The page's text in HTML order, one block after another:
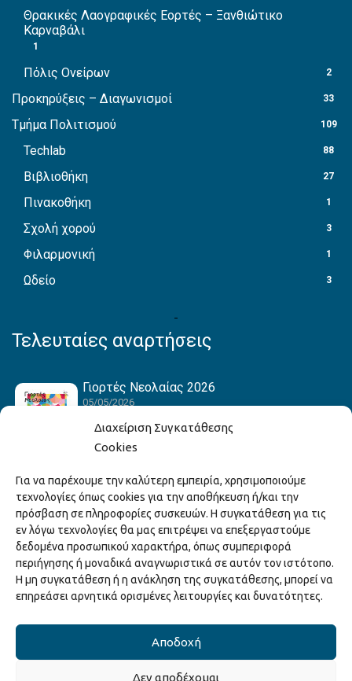
Διαχείριση Συγκατάθεσης
Cookies
Για να παρέχουμε την καλύτερη εμπειρία, χρησιμοποιούμε
τεχνολογίες όπως cookies για την αποθήκευση ή/και την
πρόσβαση σε πληροφορίες συσκευών. Η συγκατάθεση για τις
εν λόγω τεχνολογίες θα μας επιτρέψει να επεξεργαστούμε
δεδομένα προσωπικού χαρακτήρα, όπως συμπεριφορά
περιήγησης ή μοναδικά αναγνωριστικά σε αυτόν τον ιστότοπο.
Η μη συγκατάθεση ή η ανάκληση της συγκατάθεσης, μπορεί να
επηρεάσει αρνητικά ορισμένες λειτουργίες και δυνατότητες.
Αποδοχή
Δεν αποδέχομαι
Θρακικές Λαογραφικές Εορτές – Ξανθιώτικο
Καρναβάλι
1
Πόλις Ονείρων 2
Προκηρύξεις – Διαγωνισμοί 33
Τμήμα Πολιτισμού 109
Techlab 88
Βιβλιοθήκη 27
Πινακοθήκη 1
Σχολή χορού 3
Φιλαρμονική 1
Ωδείο 3
Τελευταίες αναρτήσεις
Γιορτές Νεολαίας 2026
05/05/2026
Hack the Match: Γνωρίζοντας τα Αμερικανικά
Αθλήματα! Δημιουργώντας το Δικό σου
Game Story!
22/04/2026
Ξάνθη – Πόλις Ονείρων Μουσικών Σχολείων
2026
15/04/2026